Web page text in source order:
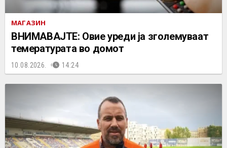
МАГАЗИН
ВНИМАВАЈТЕ: Овие уреди jа зголемуваат
темературата во домот
10.08.2026. 14:24